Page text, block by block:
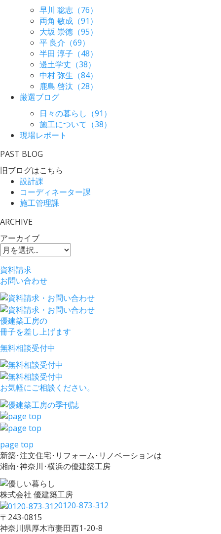
早川 聡志（76）
両角 敏成（91）
大坂 崇徳（95）
平 良介（69）
半田 淳子（48）
邊土学丈（38）
中村 弥生（84）
鹿島 啓汰（28）
厳選ブログ
日々の暮らし（91）
施工について（38）
現場レポート
PAST BLOG
旧ブログはこちら
設計課
コーディネーター課
施工管理課
ARCHIVE
アーカイブ
資料請求
お問い合わせ
優建築工房の
冊子を差し上げます
無料相談受付中
お気軽にご相談ください。
page top
新築･注文住宅･リフォーム･リノベーションは
湘南･神奈川･横浜の優建築工房
株式会社 優建築工房
0120-873-312
〒243-0815
神奈川県厚木市妻田西1-20-8